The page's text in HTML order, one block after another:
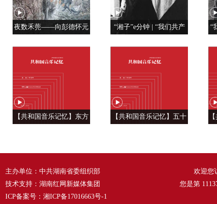
夜数禾蔸——向彭德怀元
“湘子”e分钟 | “我们共产
“
【共和国音乐记忆】东方
【共和国音乐记忆】五十
主办单位：中共湖南省委组织部
技术支持：湖南红网新媒体集团
ICP备案号： 湘ICP备17016663号-1
欢迎您
您是第